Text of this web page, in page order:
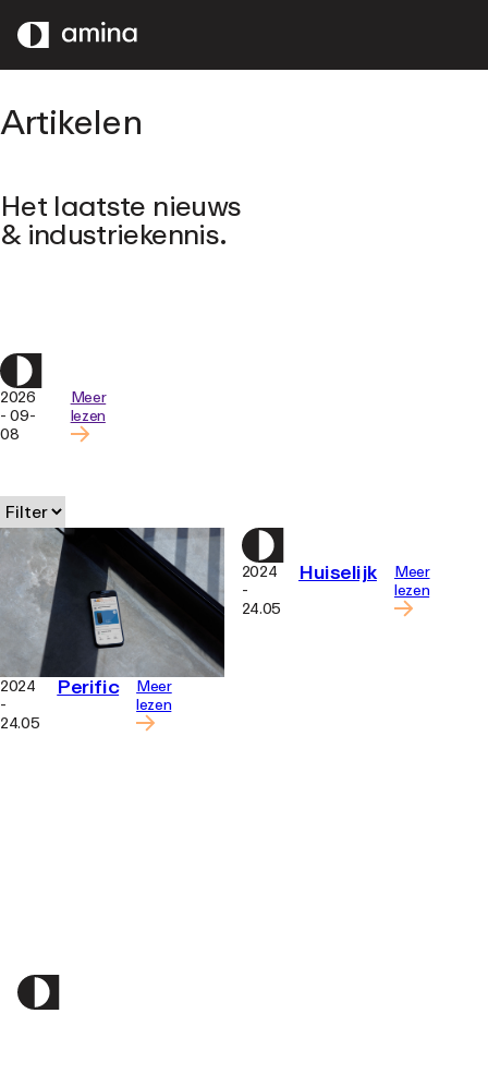
NAAR
HOOFDINHOUD
Artikelen
Het laatste nieuws
& industriekennis.
2026
- 09-
08
Meer
lezen
2024
-
24.05
Perific Meer
lezen
2024
-
24.05
Huiselijk Meer
lezen